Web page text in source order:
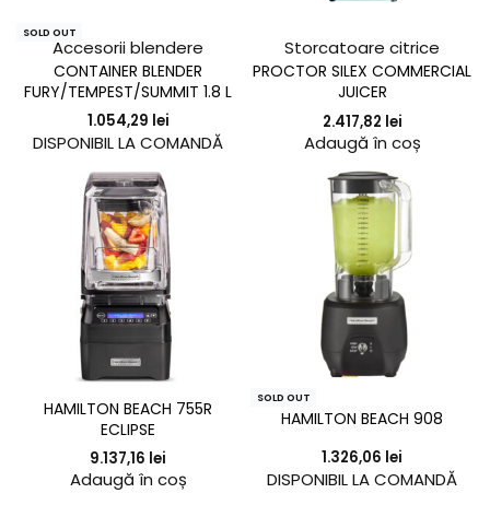
SOLD OUT
Accesorii blendere
CONTAINER BLENDER
FURY/TEMPEST/SUMMIT 1.8 L
1.054,29 lei
DISPONIBIL LA COMANDĂ
Storcatoare citrice
PROCTOR SILEX COMMERCIAL
JUICER
2.417,82 lei
Adaugă în coș
HAMILTON BEACH 755R
ECLIPSE
9.137,16 lei
Adaugă în coș
SOLD OUT
HAMILTON BEACH 908
1.326,06 lei
DISPONIBIL LA COMANDĂ